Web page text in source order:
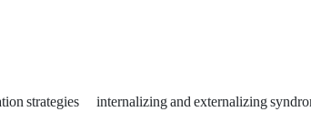
strategies internalizing and externalizing